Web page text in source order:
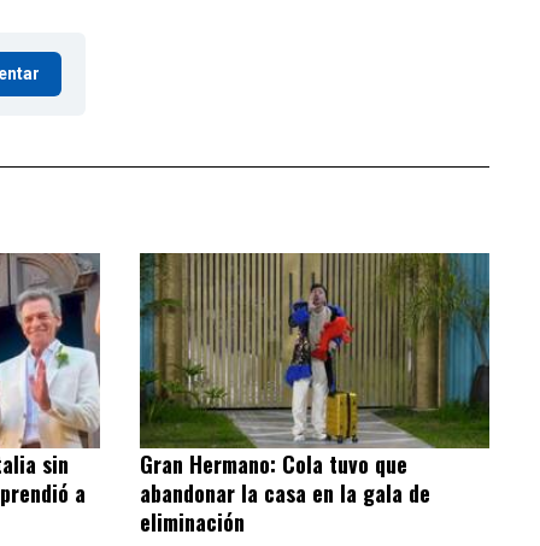
sin
a
Gran Hermano: Cola tuvo que
abandonar la casa en la gala de
eliminación